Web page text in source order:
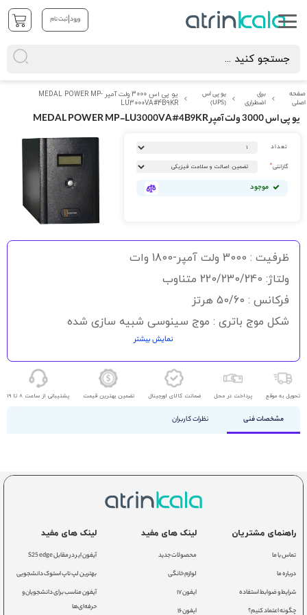
ورود|ثبت نام
صفحه
اصلی
برق
اضطراری
یو پی اس
(UPS)
یو پی اس 3000 ولت آمپر MEDAL POWER MP-
LU3000VA#4B9KR
یو پی اس 3000 ولت آمپر MEDAL POWER MP-LU3000VA#4B9KR
رفتن
انتهای
تعداد
گارانتی
موجود
ظرفیت : 3000 ولت آمپر-1800 وات
ولتاژ: 220/230/240 متناوب
فرکانس : 50/60 هرتز
شکل موج باتری : موج سینوسی شبیه سازی شده
حالت باتری : هر10 ثانیه بوق می زند
باتری ضعیف : هر ثانیه بوق می زند
خطا : بوق هشدار به طور مداوم
نمایش بیشتر
تحویل به موقع پرداخت در محل ضمانت کالای اورجینال تضمین بهترین قیمت پشتیبانی از ساعت 8 تا 19
مشخصات فنی نظرات کاربران
راهنمای مشتریان
تماس با ما
درباره ما
شرایط و ضوابط استفاده
چگونه اعتماد کنیم؟
لینک های مفید
محصولات جدید
لوازم خانگی
ایفون ۱۷
ایفون ۱۶
لینک های مفید
آیفون ایر در مقابل S25 edge
بهترین لپ تاپ استوک دانشجویی
آیفون مناسب برای دانشجویان و
حرفه‌ای‌ها